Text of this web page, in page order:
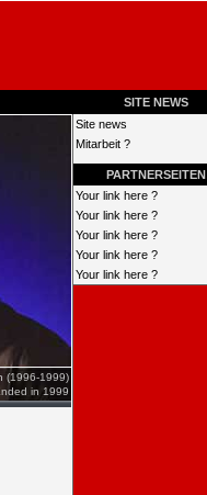
SITE NEWS
(1996-1999)
in 1999
Site news
Mitarbeit ?
PARTNERSEITEN
Your link here ?
Your link here ?
Your link here ?
Your link here ?
Your link here ?